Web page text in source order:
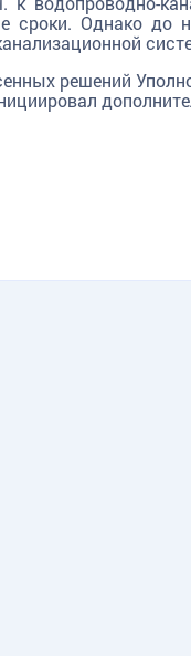
сроки. Однако до
решений